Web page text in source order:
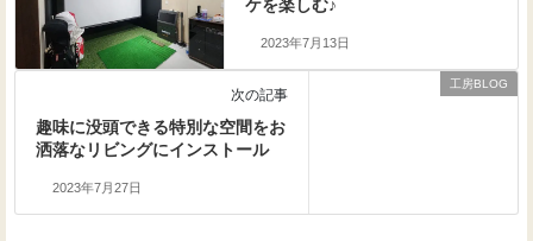
ケを楽しむ♪
2023年7月13日
工房BLOG
次の記事
趣味に没頭できる特別な空間をお
洒落なリビングにインストール
2023年7月27日